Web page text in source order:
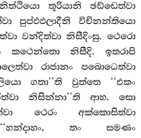
තූරියානි ඡඩ්ඩෙත්වා
පුප්ඵඵලාදීනි විචිනන්තියො
වන්දිත්වා නිසීදිංසු. ථෙරො
කථෙන්තො නිසීදි. ඉතරාපි
රාජානං පබොධෙත්වා
ගතා’’ති වුත්තෙ ‘‘එකං
නිසින්නා’’ති ආහ. සො
ථෙරං අක්කොසිත්වා
තං සමණං